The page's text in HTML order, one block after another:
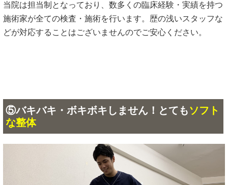
当院は担当制となっており、数多くの臨床経験・実績を持つ
施術家が全ての検査・施術を行います。歴の浅いスタッフな
どが対応することはございませんのでご安心ください。
⑤バキバキ・ボキボキしません！とてもソフト
な整体